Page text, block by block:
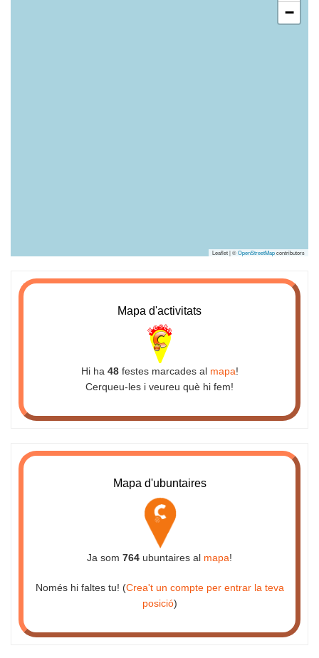
−
Leaflet | ©OpenStreetMapcontributors
Mapa d'activitats
Hi ha 48festes marcades al mapa!
Cerqueu-les i veureu què hi fem!
Mapa d'ubuntaires
Ja som 764 ubuntaires al mapa!
Només hi faltes tu! (Crea't un compte per entrar la teva
posició)